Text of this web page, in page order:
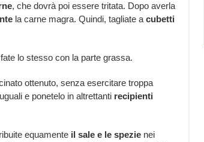
, che dovrà poi essere tritata. Dopo averla
la carne magra. Quindi, tagliate a cubetti
lo stesso con la parte grassa.
ottenuto, senza esercitare troppa
e ponetelo in altrettanti recipienti
equamenteil sale e le spezienei